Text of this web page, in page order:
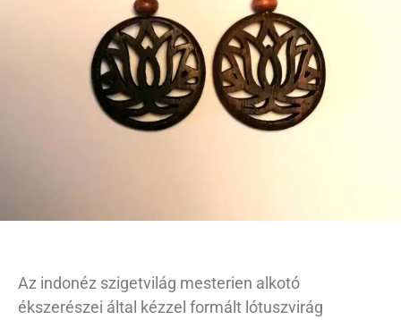
Az indonéz szigetvilág mesterien alkotó
ékszerészei által kézzel formált lótuszvirág